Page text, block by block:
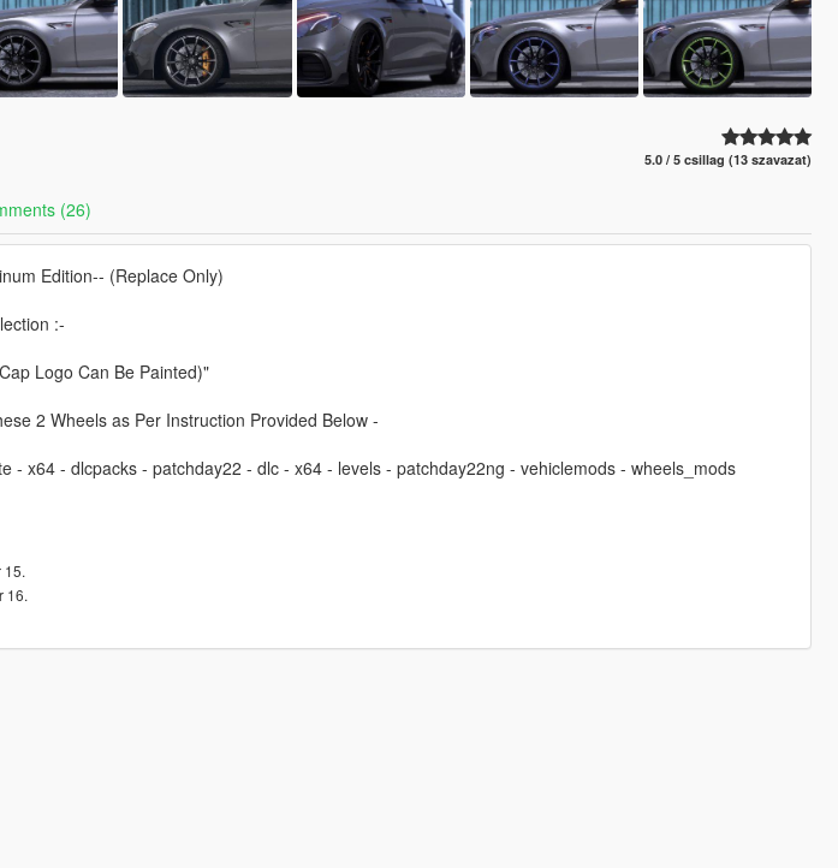
5.0 / 5 csillag (13 szavazat)
(26)
Edition-- (Replace Only)
:-
Logo Can Be Painted)"
2 Wheels as Per Instruction Provided Below -
- x64 - dlcpacks - patchday22 - dlc - x64 - levels - patchday22ng - vehiclemods - wheels_mods
15.
16.